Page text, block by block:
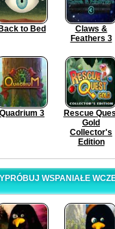
to Bed
Claws &
Feathers 3
Quadrium 3
Rescue
Gold
Collector's
Edition
WSPANIAŁE